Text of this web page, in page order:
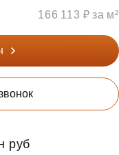
166 113 ₽ за м²
руб